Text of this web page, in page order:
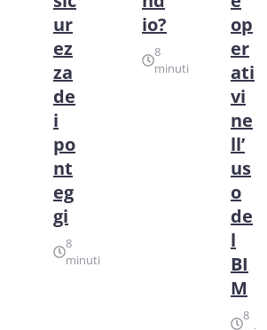
ur
ez
za
de
i
po
nt
eg
gi
8
minuti
io?
8
minuti
op
er
ati
vi
ne
ll’
us
o
de
l
BI
M
8